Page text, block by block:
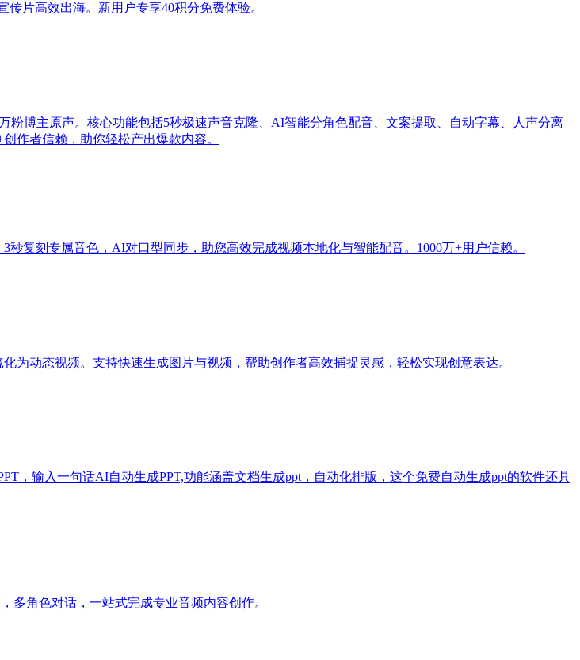
片高效出海。新用户专享40积分免费体验。
博主原声。核心功能包括5秒极速声音克隆、AI智能分角色配音、文案提取、自动字幕、人声分离
作者信赖，助你轻松产出爆款内容。
复刻专属音色，AI对口型同步，助您高效完成视频本地化与智能配音。1000万+用户信赖。
动态视频。支持快速生成图片与视频，帮助创作者高效捕捉灵感，轻松实现创意表达。
，输入一句话AI自动生成PPT,功能涵盖文档生成ppt，自动化排版，这个免费自动生成ppt的软件还具
多角色对话，一站式完成专业音频内容创作。